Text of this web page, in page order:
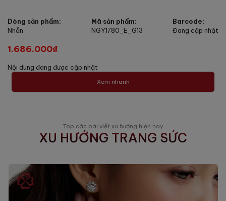
Dòng sản phẩm:
Nhẫn
Mã sản phẩm:
NGY1780_E_G13
Barcode:
Đang cập nhật
1.686.000₫
Nội dung đang được cập nhật
Xem nhanh
Top các bài viết xu hướng hiện nay
XU HƯỚNG TRANG SỨC
8/3? Top 5 gợi ý tinh tế nhất.
27.02.2026 0 Comments
Ngày Quốc tế Phụ nữ 8/3 là cơ hội tuyệt vời để bày
tỏ lòng biết ơn đối với người phụ nữ quan trọng nhất